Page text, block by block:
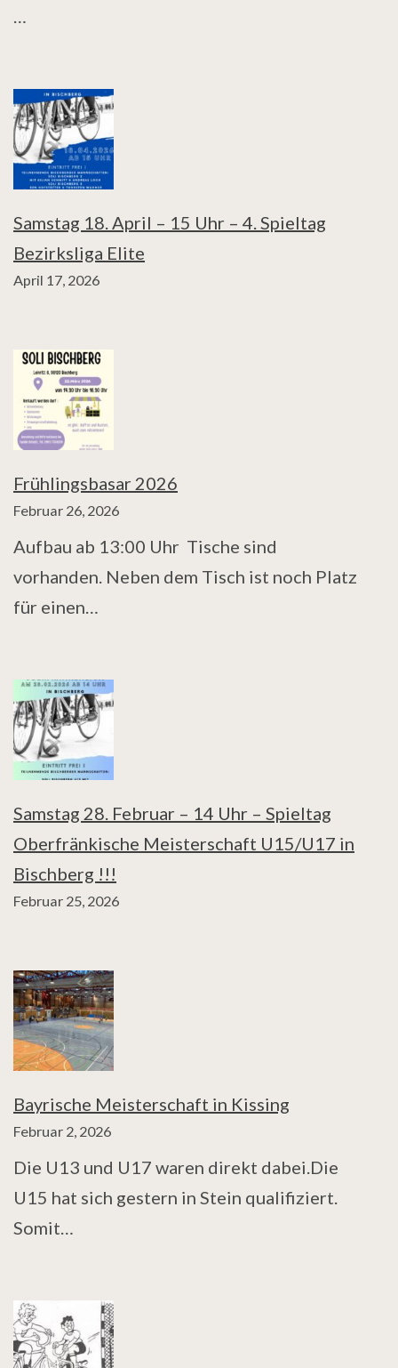
…
Samstag 18. April – 15 Uhr – 4. Spieltag
Bezirksliga Elite
April 17, 2026
Frühlingsbasar 2026
Februar 26, 2026
Aufbau ab 13:00 Uhr Tische sind
vorhanden. Neben dem Tisch ist noch Platz
für einen…
Samstag 28. Februar – 14 Uhr – Spieltag
Oberfränkische Meisterschaft U15/U17 in
Bischberg !!!
Februar 25, 2026
Bayrische Meisterschaft in Kissing
Februar 2, 2026
Die U13 und U17 waren direkt dabei.Die
U15 hat sich gestern in Stein qualifiziert.
Somit…